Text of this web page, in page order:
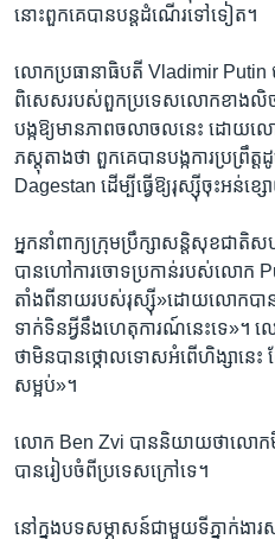
នោះ​ពួក​គេ​បានបន្តដំណើរ​ទៅ​ទៀត។
លោក​ប្រធានាធិបតី Vladimir Putin ​ប
ពិសេសរបស់ពួក​ប្រទេសលោកខាងលិច​
បង្ក​ឱ្យមាន​ភាព​ចលាចល​នេះ ដោយ​
ភស្តុតាងថា ពួក​គេបានបង្ក​ការប្រព្
Dagestan ដើម្បី​ធ្វើឱ្យ​រុស្ស៊ី​ចុះអន់​ខ្ស
អ្នក​នាំ​ពាក្យក្រុមប្រឹក្សា​សន្តិសុខ​ជាតិ​
បាន​ហៅការចោទប្រកាន់របស់លោក
តាំង​ពី​នាយ​របស់​រុស្ស៊ី»​ដោយលោកបានប
ទាក់ទិនអ្វីនឹងហេតុការណ៍​នេះ​ទេ»។
ថា​មិនបាន​ថ្កោលទោស​អំពើ​ហិង្សា​នេ
សម្អប់»។
លោក Ben Zvi បាននិយាយថា​លោក​
បានរៀបចំពី​ប្រទេស​ក្រៅ​ទេ។
នៅក្នុងបទសម្ភាសន៍​ជា​មួយ​ទីភ្នាក់ងា